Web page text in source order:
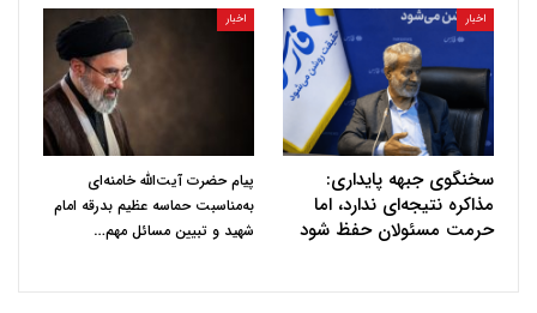
اخبار
سخنگوی جبهه پایداری:
مذاکره نتیجه‌ای ندارد، اما
حرمت مسئولان حفظ شود
اخبار
پیام حضرت آیت‌الله خامنه‌ای
به‌مناسبت حماسه عظیم بدرقه امام
شهید و تبیین مسائل مهم…